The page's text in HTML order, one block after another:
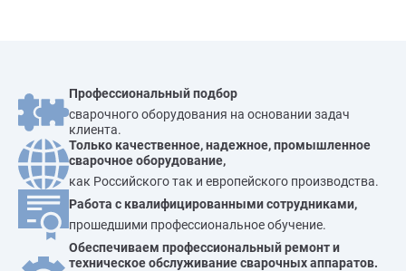
Профессиональный подбор
сварочного оборудования на основании задач
клиента.
Только качественное, надежное, промышленное
сварочное оборудование,
как Российского так и европейского производства.
Работа с квалифицированными сотрудниками,
прошедшими профессиональное обучение.
Обеспечиваем профессиональный ремонт и
техническое обслуживание сварочных аппаратов.